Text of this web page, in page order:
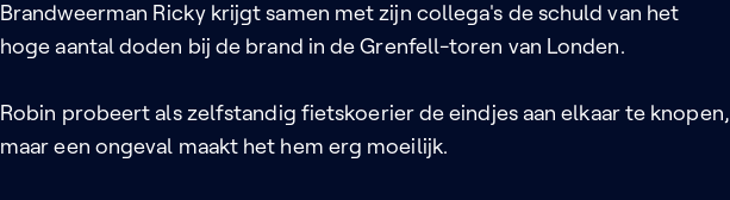
12
jaar
ouder
kan
je
in
de
Brandweerman Ricky krijgt samen met zijn collega's de schuld van het
hoge aantal doden bij de brand in de Grenfell-toren van Londen.
Robin probeert als zelfstandig fietskoerier de eindjes aan elkaar te knopen,
maar een ongeval maakt het hem erg moeilijk.